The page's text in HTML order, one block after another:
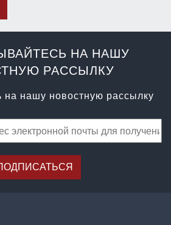
НА НАШУ
РАССЫЛКУ
на нашу новостную рассылку